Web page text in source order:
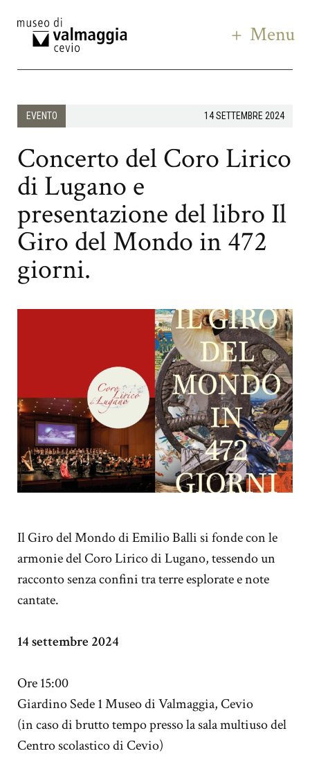
Menu
EVENTO 14 SETTEMBRE 2024
Concerto del Coro Lirico
di Lugano e
presentazione del libro Il
Giro del Mondo in 472
giorni.
Il Giro del Mondo di Emilio Balli si fonde con le
armonie del Coro Lirico di Lugano, tessendo un
racconto senza confini tra terre esplorate e note
cantate.
14 settembre 2024
Ore 15:00
Giardino Sede 1 Museo di Valmaggia, Cevio
(in caso di brutto tempo presso la sala multiuso del
Centro scolastico di Cevio)